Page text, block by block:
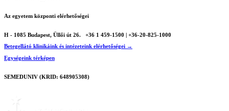
Az egyetem központi elérhetőségei
H - 1085 Budapest, Üllői út 26.
+36 1 459-1500 | +36-20-825-1000
Betegellátó klinikáink és intézeteink elérhetőségei →
Egységeink térképen
SEMEDUNIV (KRID: 648905308)